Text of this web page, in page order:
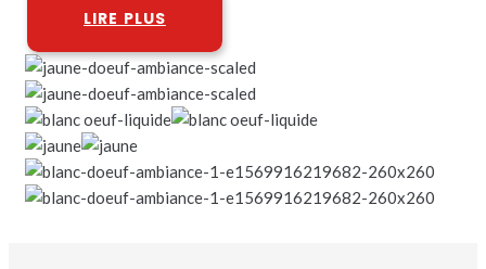
LIRE PLUS